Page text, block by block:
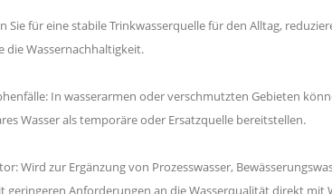
Sie für eine stabile Trinkwasserquelle für den Alltag,
die Wassernachhaltigkeit.
In wasserarmen oder verschmutzten Gebieten
Wasser als temporäre oder Ersatzquelle bereitstellen.
Wird zur Ergänzung von Prozesswasser,
geringeren Anforderungen an die Wasserqualität direkt mit